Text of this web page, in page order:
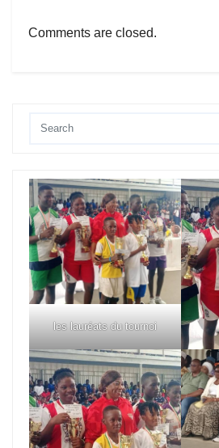
Comments are closed.
les lauréats du tournoi